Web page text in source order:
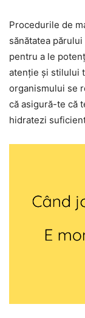
Procedurile de
sănătatea
pentru a le
atenție și stilului
organismului se
că asigură-te că
hidratezi